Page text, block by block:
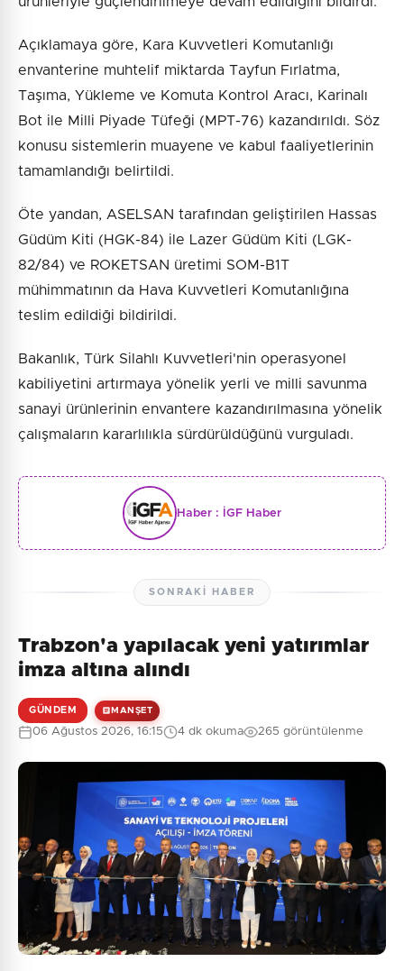
Açıklamaya göre, Kara Kuvvetleri Komutanlığı
envanterine muhtelif miktarda Tayfun Fırlatma,
Taşıma, Yükleme ve Komuta Kontrol Aracı, Karinalı
Bot ile Milli Piyade Tüfeği (MPT-76) kazandırıldı. Söz
konusu sistemlerin muayene ve kabul faaliyetlerinin
tamamlandığı belirtildi.
Öte yandan, ASELSAN tarafından geliştirilen Hassas
Güdüm Kiti (HGK-84) ile Lazer Güdüm Kiti (LGK-
82/84) ve ROKETSAN üretimi SOM-B1T
mühimmatının da Hava Kuvvetleri Komutanlığına
teslim edildiği bildirildi.
Bakanlık, Türk Silahlı Kuvvetleri'nin operasyonel
kabiliyetini artırmaya yönelik yerli ve milli savunma
sanayi ürünlerinin envantere kazandırılmasına yönelik
çalışmaların kararlılıkla sürdürüldüğünü vurguladı.
Haber : İGF Haber
SONRAKI HABER
Trabzon'a yapılacak yeni yatırımlar
imza altına alındı
GÜNDEM MANŞET
06 Ağustos 2026, 16:15 4 dk okuma 265 görüntülenme